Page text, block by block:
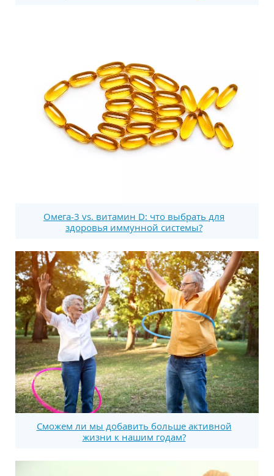
Омега-3 vs. витамин D: что выбрать для
здоровья иммунной системы?
Сможем ли мы добавить больше активной
жизни к нашим годам?